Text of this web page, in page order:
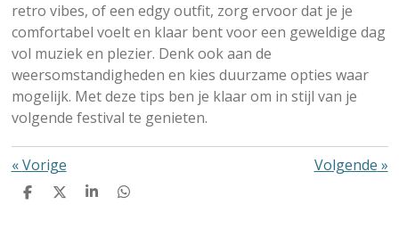
retro vibes, of een edgy outfit, zorg ervoor dat je je
comfortabel voelt en klaar bent voor een geweldige dag
vol muziek en plezier. Denk ook aan de
weersomstandigheden en kies duurzame opties waar
mogelijk. Met deze tips ben je klaar om in stijl van je
volgende festival te genieten.
«Vorige Volgende »
D
D
S
D